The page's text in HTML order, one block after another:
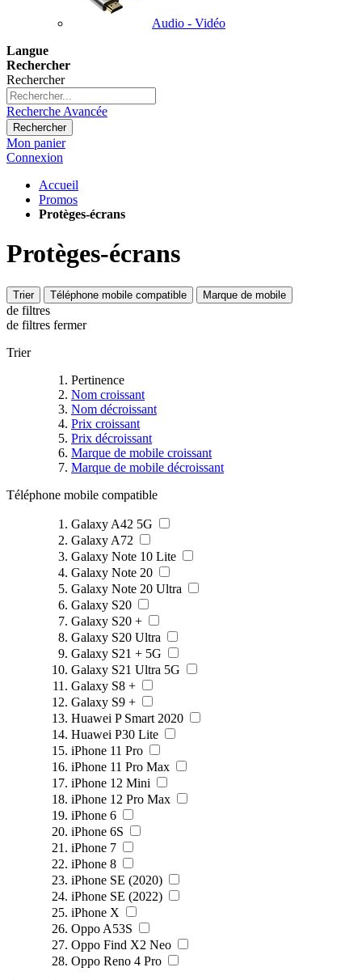
Audio - Vidéo
Langue
Rechercher
Rechercher
Recherche Avancée
Rechercher
Mon panier
Connexion
Accueil
Promos
Protèges-écrans
Protèges-écrans
Trier Téléphone mobile compatible Marque de mobile
de filtres
de filtres fermer
Trier
Pertinence
Nom croissant
Nom décroissant
Prix croissant
Prix décroissant
Marque de mobile croissant
Marque de mobile décroissant
Téléphone mobile compatible
Galaxy A42 5G
Galaxy A72
Galaxy Note 10 Lite
Galaxy Note 20
Galaxy Note 20 Ultra
Galaxy S20
Galaxy S20 +
Galaxy S20 Ultra
Galaxy S21 + 5G
Galaxy S21 Ultra 5G
Galaxy S8 +
Galaxy S9 +
Huawei P Smart 2020
Huawei P30 Lite
iPhone 11 Pro
iPhone 11 Pro Max
iPhone 12 Mini
iPhone 12 Pro Max
iPhone 6
iPhone 6S
iPhone 7
iPhone 8
iPhone SE (2020)
iPhone SE (2022)
iPhone X
Oppo A53S
Oppo Find X2 Neo
Oppo Reno 4 Pro